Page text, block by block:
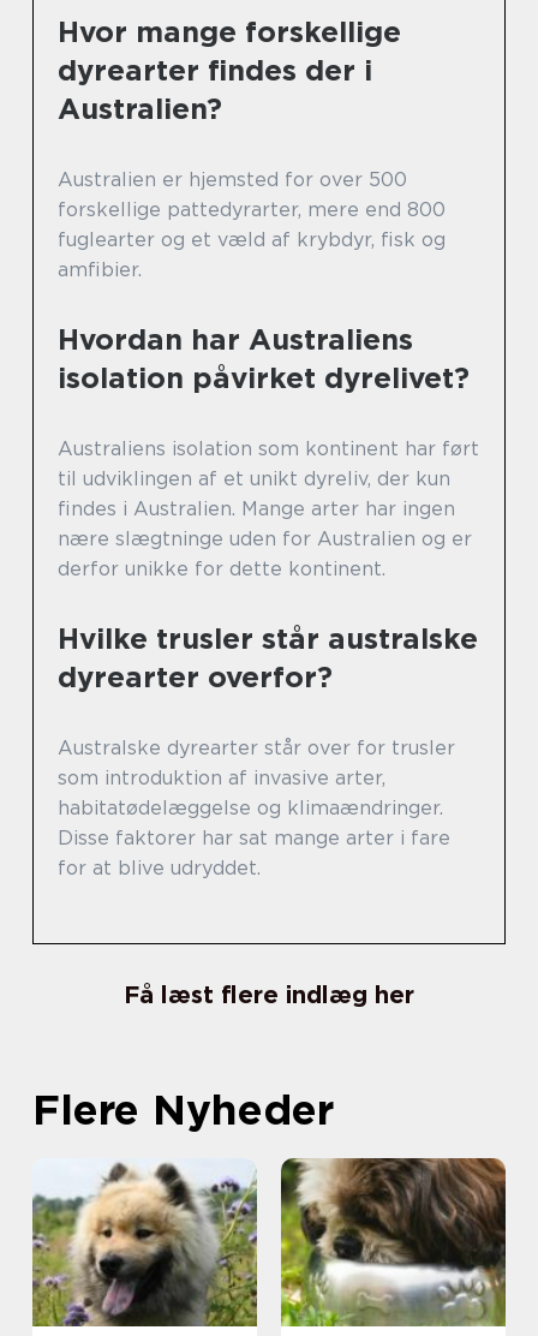
Hvor mange forskellige
dyrearter findes der i
Australien?
Australien er hjemsted for over 500
forskellige pattedyrarter, mere end 800
fuglearter og et væld af krybdyr, fisk og
amfibier.
Hvordan har Australiens
isolation påvirket dyrelivet?
Australiens isolation som kontinent har ført
til udviklingen af et unikt dyreliv, der kun
findes i Australien. Mange arter har ingen
nære slægtninge uden for Australien og er
derfor unikke for dette kontinent.
Hvilke trusler står australske
dyrearter overfor?
Australske dyrearter står over for trusler
som introduktion af invasive arter,
habitatødelæggelse og klimaændringer.
Disse faktorer har sat mange arter i fare
for at blive udryddet.
Få læst flere indlæg her
Flere Nyheder